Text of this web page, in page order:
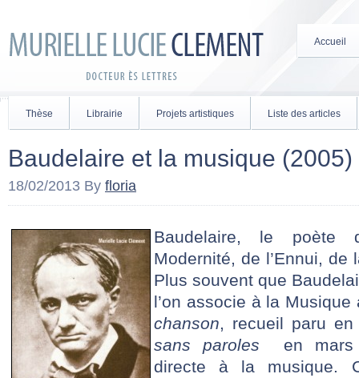
Accueil
Thèse Librairie Projets artistiques Liste des articles
Baudelaire et la musique (2005)
18/02/2013 By floria
Baudelaire, le
Modernité, de l’Ennui, de
Plus souvent que
l’on associe à la
chanson, recueil paru
sans paroles en mars
directe à la musique.